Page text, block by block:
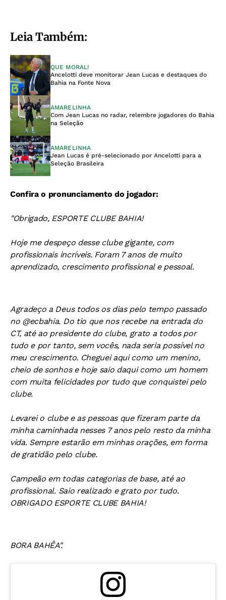
Leia Também:
QUE MORAL!
Ancelotti deve monitorar Jean Lucas e destaques do
Bahia na Fonte Nova
AMARELINHA
Com Jean Lucas no radar, relembre jogadores do Bahia
na Seleção
AMARELINHA
Jean Lucas é pré-selecionado por Ancelotti para a
Seleção Brasileira
Confira o pronunciamento do jogador:
"Obrigado, ESPORTE CLUBE BAHIA!
Hoje me despeço desse clube gigante, com
profissionais incríveis. Foram 7 anos de muito
aprendizado, crescimento profissional e pessoal.
Agradeço a Deus todos os dias pelo tempo passado
no @ecbahia. Do tio que nos recebe na entrada do
CT, até ao presidente do clube, grato a todos por
tudo e por tanto, sem vocês, nada seria possível no
meu crescimento. Cheguei aqui como um menino,
cheio de sonhos e hoje saio daqui como um homem
com muita felicidades por tudo que conquistei pelo
clube.
Levarei o clube e as pessoas que fizeram parte da
minha caminhada nesses 7 anos pelo resto da minha
vida. Sempre estarão em minhas orações, em forma
de gratidão pelo clube.
Campeão em todas categorias de base, até ao
profissional. Saio realizado e grato por tudo.
OBRIGADO ESPORTE CLUBE BAHIA!
BORA BAHÊA".